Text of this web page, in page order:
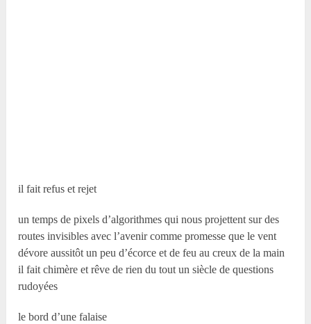
il fait refus et rejet
un temps de pixels d’algorithmes qui nous projettent sur des
routes invisibles avec l’avenir comme promesse que le vent
dévore aussitôt un peu d’écorce et de feu au creux de la main
il fait chimère et rêve de rien du tout un siècle de questions
rudoyées
le bord d’une falaise